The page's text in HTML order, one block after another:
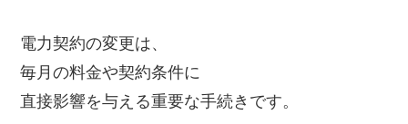
電力契約の変更は、
毎月の料金や契約条件に
直接影響を与える重要な手続きです。